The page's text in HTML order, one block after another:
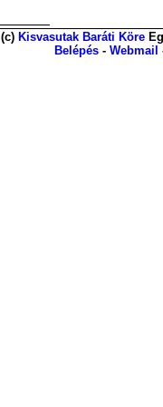
(c) Kisvasutak Baráti Köre
Belépés - Webmail